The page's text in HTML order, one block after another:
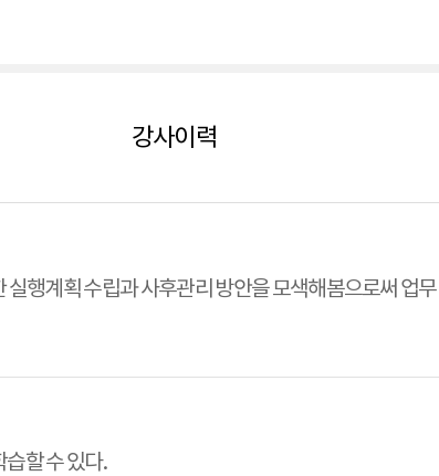
강사이력
행계획 수립과 사후관리 방안을 모색해봄으로써 업
습할 수 있다.